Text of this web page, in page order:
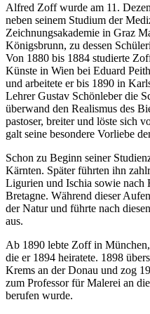
Alfred Zoff wurde am 11.
neben seinem Studium der
Zeichnungsakademie in Graz
Königsbrunn, zu dessen
Von 1880 bis 1884 studierte
Künste in Wien bei Eduard
und arbeitete er bis 1890 in
Lehrer Gustav Schönleber die
überwand den Realismus des
pastoser, breiter und löste sich
galt seine besondere Vorliebe
Schon zu Beginn seiner
Kärnten. Später führten ihn
Ligurien und Ischia sowie
Bretagne. Während dieser
der Natur und führte nach
aus.
Ab 1890 lebte Zoff in
die er 1894 heiratete. 1898
Krems an der Donau und zog
zum Professor für Malerei an
berufen wurde.